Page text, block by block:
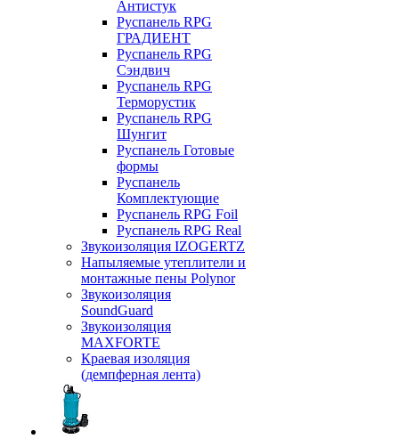
Антистук
Руспанель RPG
ГРАДИЕНТ
Руспанель RPG
Сэндвич
Руспанель RPG
Терморустик
Руспанель RPG
Шунгит
Руспанель Готовые
формы
Руспанель
Комплектующие
Руспанель RPG Foil
Руспанель RPG Real
Звукоизоляция IZOGERTZ
Напыляемые утеплители и
монтажные пены Polynor
Звукоизоляция
SoundGuard
Звукоизоляция
MAXFORTE
Краевая изоляция
(демпферная лента)